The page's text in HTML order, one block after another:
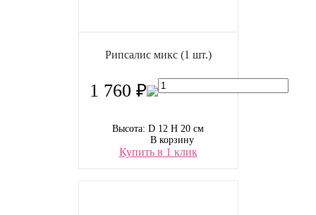
Рипсалис микс (1 шт.)
1 760 ₽
Высота: D 12 H 20 см
В корзину
Купить в 1 клик